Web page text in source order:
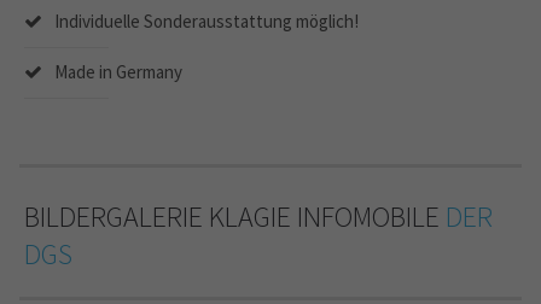
Individuelle Sonderausstattung möglich!
Made in Germany
BILDERGALERIE KLAGIE INFOMOBILE DER
DGS